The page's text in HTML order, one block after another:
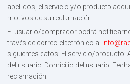
apellidos, el servicio y/o producto
motivos de su reclamación.
El usuario/comprador podrá
través de correo electrónico a:
siguientes datos: El servicio/producto:
del usuario: Domicilio del usuario:
reclamación: